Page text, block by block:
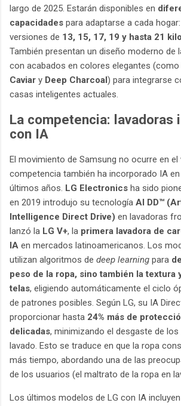
largo de 2025. Estarán disponibles en
capacidades para adaptarse a cada
versiones de 13, 15, 17, 19 y hasta 21
También presentan un diseño moderno de
con acabados en colores elegantes (como
Caviar y Deep Charcoal) para integrarse
casas inteligentes actuales.
La competencia: lavadoras
con IA
El movimiento de Samsung no ocurre en el
competencia también ha incorporado IA
últimos años. LG Electronics ha sido
en 2019 introdujo su tecnología AI DD™
Intelligence Direct Drive) en lavadoras
lanzó la LG V+, la primera lavadora de
IA en mercados latinoamericanos. Los
utilizan algoritmos de deep learning para
peso de la ropa, sino también la textura
telas, eligiendo automáticamente el ciclo
de patrones posibles. Según LG, su IA
proporcionar hasta 24% más de
delicadas, minimizando el desgaste de
lavado. Esto se traduce en que la ropa
más tiempo, abordando una de las
de los usuarios (el maltrato de la ropa en
Los últimos modelos de LG con IA